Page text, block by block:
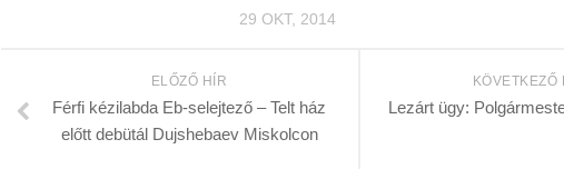
29 OKT, 2014
KÖVETKEZŐ
Lezárt ügy:
ELŐZŐ HÍR
Férfi kézilabda Eb-selejtező – Telt ház
előtt debütál Dujshebaev Miskolcon